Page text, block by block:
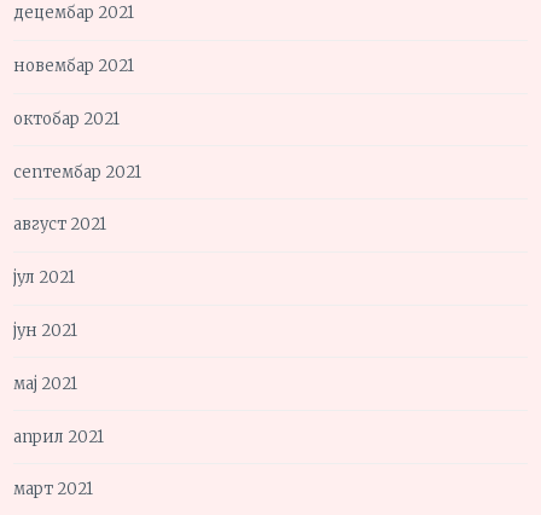
децембар 2021
новембар 2021
октобар 2021
септембар 2021
август 2021
јул 2021
јун 2021
мај 2021
април 2021
март 2021